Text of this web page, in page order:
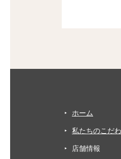
ホーム
私たちのこだ
店舗情報